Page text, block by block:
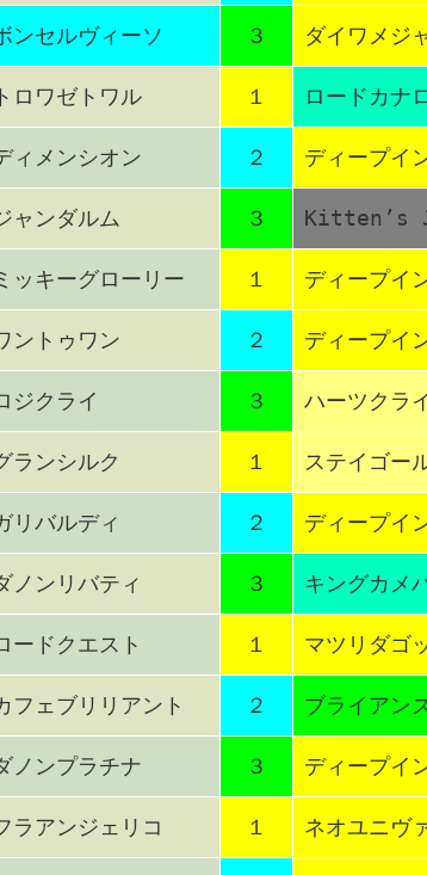
ンセルヴィーソ ３ ダイワメジ
トロワゼトワル １ ロードカナ
ィメンシオン ２ ディープイ
ャンダルム ３ Kitten’s
ッキーグローリー １ ディープイ
ントゥワン ２ ディープイ
ジクライ ３ ハーツクラ
ランシルク １ ステイゴー
リバルディ ２ ディープイ
ノンリバティ ３ キングカメ
ードクエスト １ マツリダゴ
フェブリリアント ２ ブライアン
ノンプラチナ ３ ディープイ
ラアンジェリコ １ ネオユニヴ